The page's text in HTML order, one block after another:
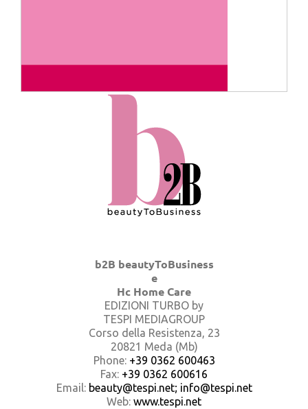
b2B beautyToBusiness
e
Hc Home Care
EDIZIONI TURBO by
TESPI MEDIAGROUP
Corso della Resistenza, 23
20821 Meda (Mb)
Phone: +39 0362 600463
Fax: +39 0362 600616
Email: beauty@tespi.net; info@tespi.net
Web: www.tespi.net